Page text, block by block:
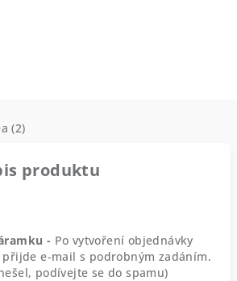
(2)
produktu
- Po vytvoření objednávky
e-mail s podrobným zadáním.
podívejte se do spamu)